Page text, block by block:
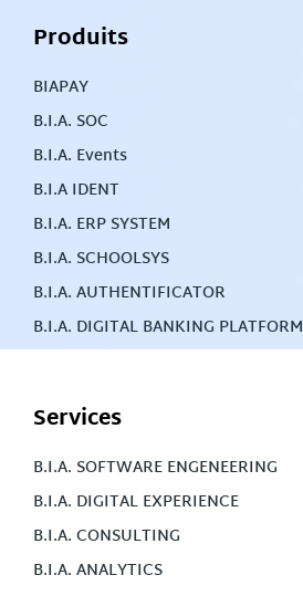
Produits
BIAPAY
B.I.A. SOC
B.I.A. Events
B.I.A IDENT
B.I.A. ERP SYSTEM
B.I.A. SCHOOLSYS
B.I.A. AUTHENTIFICATOR
B.I.A. DIGITAL BANKING PLATFORM
Services
B.I.A. SOFTWARE ENGENEERING
B.I.A. DIGITAL EXPERIENCE
B.I.A. CONSULTING
B.I.A. ANALYTICS